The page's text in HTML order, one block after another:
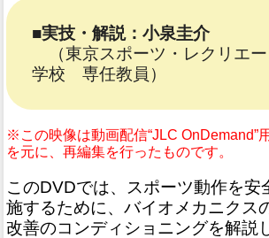
■実技・解説：小泉圭介
（東京スポーツ・レクリエー
学校 専任教員）
※この映像は動画配信“JLC OnDemand”
を元に、再編集を行ったものです。
このDVDでは、スポーツ動作を安
施するために、バイオメカニクス
改善のコンディショニングを解説